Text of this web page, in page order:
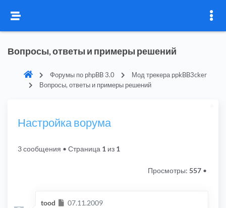
Вопросы, ответы и примеры решений
Форумы по phpBB 3.0
Мод трекера ppkBB3cker
Вопросы, ответы и примеры решений
Настройка ворума
3 сообщения • Страница 1 из 1
Просмотры: 557 •
tood Сообщение
07.11.2009